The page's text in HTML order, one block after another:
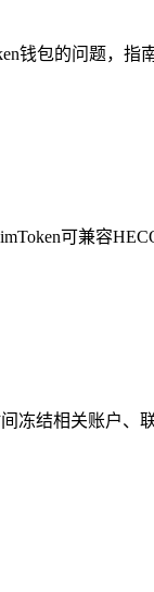
钱包的问题，指
可兼容
冻结相关账户、